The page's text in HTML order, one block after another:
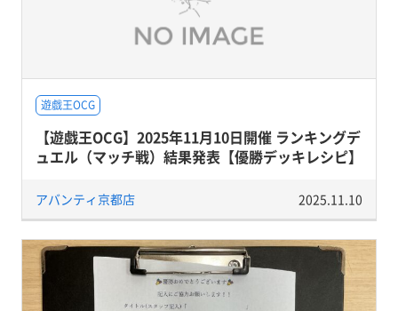
遊戯王OCG
【遊戯王OCG】2025年11月10日開催 ランキングデ
ュエル（マッチ戦）結果発表【優勝デッキレシピ】
アバンティ京都店 2025.11.10